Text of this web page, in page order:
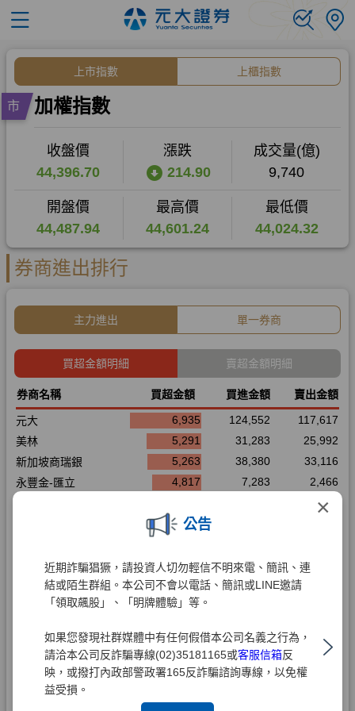
×
公告
近期詐騙猖獗，請投資人切勿輕信不明來電、簡訊、連
結或陌生群組。本公司不會以電話、簡訊或LINE邀請
「領取飆股」、「明牌體驗」等。
如果您發現社群媒體中有任何假借本公司名義之行為，
請洽本公司反詐騙專線(02)35181165或客服信箱反
映，或撥打內政部警政署165反詐騙諮詢專線，以免權
益受損。